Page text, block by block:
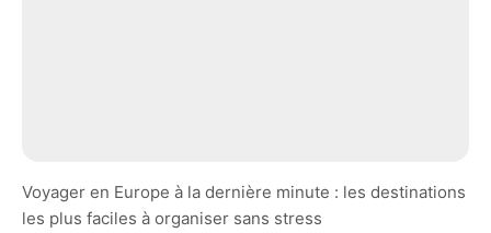
Voyager en Europe à la dernière minute : les destinations
les plus faciles à organiser sans stress